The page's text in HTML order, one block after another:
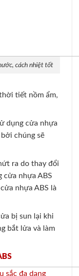
cách nhiệt tốt
tiết nồm ẩm,
dụng cửa nhựa
chúng sẽ
ra do thay đổi
nhựa ABS
nhựa ABS là
bị sun lại khi
bắt lửa và làm